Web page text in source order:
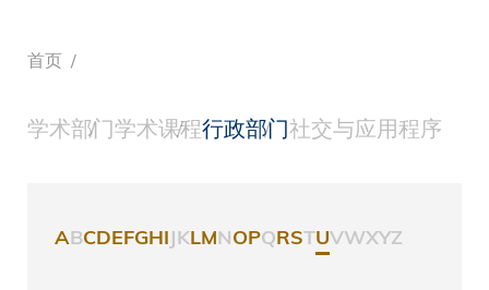
包
屑
首页
学术部门学术课程行政部门社交与应用程序
ABCDEFGHIJKLMNOPQRSTUVWXYZ